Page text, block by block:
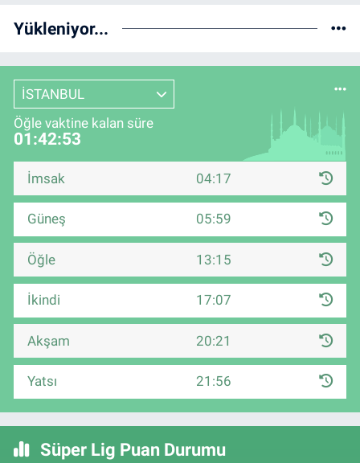
Yükleniyor...
İSTANBUL
Öğle vaktine kalan süre
01:42:52
İmsak 04:17
Güneş 05:59
Öğle 13:15
İkindi 17:07
Akşam 20:21
Yatsı 21:56
Süper Lig Puan Durumu